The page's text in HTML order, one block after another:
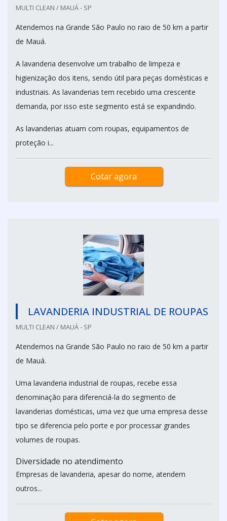
MULTI CLEAN / MAUÁ - SP
Atendemos na Grande São Paulo no raio de 50 km a partir
de Mauá.
A lavanderia desenvolve um trabalho de limpeza e
higienização dos itens, sendo útil para peças domésticas e
industriais. As lavanderias tem recebido uma crescente
demanda, por isso este segmento está se expandindo.
As lavanderias atuam com roupas, equipamentos de
proteção i...
Cotar agora
LAVANDERIA INDUSTRIAL DE ROUPAS
MULTI CLEAN / MAUÁ - SP
Atendemos na Grande São Paulo no raio de 50 km a partir
de Mauá.
Uma lavanderia industrial de roupas, recebe essa
denominação para diferenciá-la do segmento de
lavanderias domésticas, uma vez que uma empresa desse
tipo se diferencia pelo porte e por processar grandes
volumes de roupas.
Diversidade no atendimento
Empresas de lavanderia, apesar do nome, atendem
outros...